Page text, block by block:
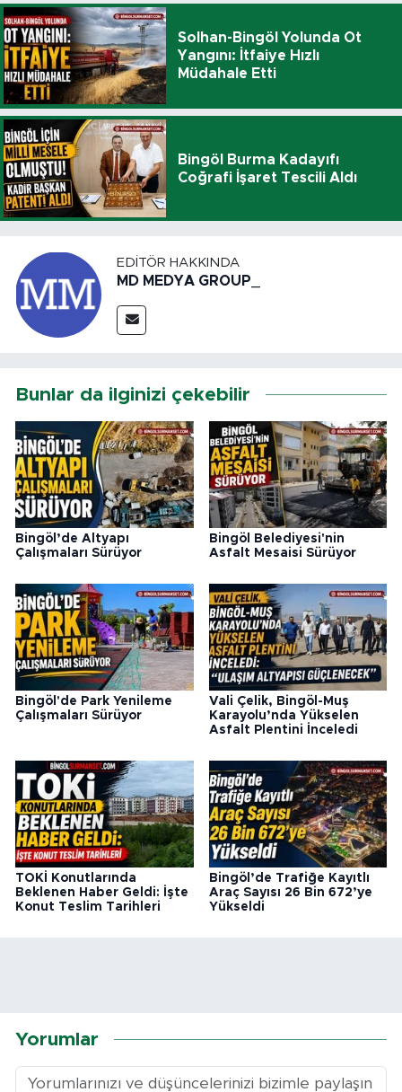
Solhan-Bingöl Yolunda Ot
Yangını: İtfaiye Hızlı
Müdahale Etti
Bingöl Burma Kadayıfı
Coğrafi İşaret Tescili Aldı
EDITÖR HAKKINDA
MD MEDYA GROUP_
Bunlar da ilginizi çekebilir
Bingöl’de Altyapı
Çalışmaları Sürüyor
Bingöl Belediyesi'nin
Asfalt Mesaisi Sürüyor
Bingöl'de Park Yenileme
Çalışmaları Sürüyor
Vali Çelik, Bingöl-Muş
Karayolu’nda Yükselen
Asfalt Plentini İnceledi
TOKİ Konutlarında
Beklenen Haber Geldi: İşte
Konut Teslim Tarihleri
Bingöl’de Trafiğe Kayıtlı
Araç Sayısı 26 Bin 672’ye
Yükseldi
Yorumlar